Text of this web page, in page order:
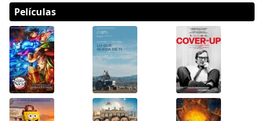
Películas